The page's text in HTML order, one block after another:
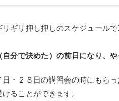
ギリ押し押しのスケジュール
分で決めた）の前日になり、
・２８日の講習会の時にもら
ることができます。